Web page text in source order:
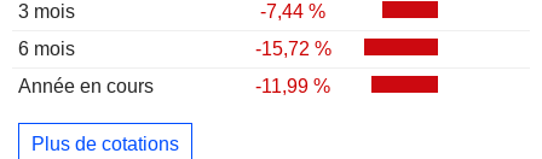
3 mois
-7,44 %
6 mois
-15,72 %
Année en cours
-11,99 %
Plus de cotations